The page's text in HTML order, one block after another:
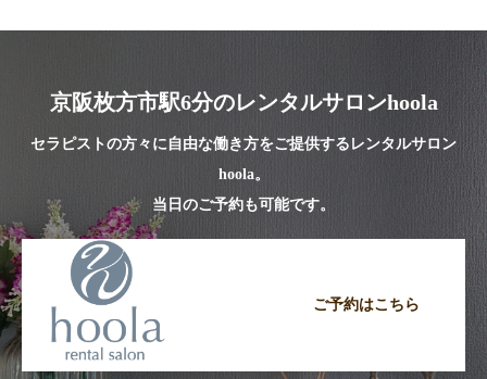
京阪枚方市駅6分のレンタルサロンhoola
セラピストの方々に自由な働き方をご提供するレンタルサロン
hoola。
当日のご予約も可能です。
ご予約はこちら